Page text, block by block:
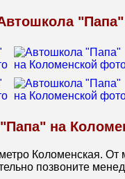
на
Коломенская.
позвоните